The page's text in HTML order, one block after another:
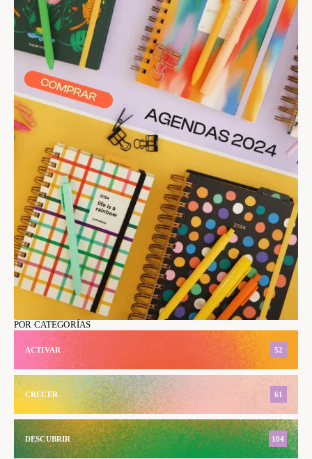
POR CATEGORÍAS
ACTIVAR 52
CRECER 61
DESCUBRIR 104